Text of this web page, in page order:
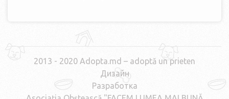
2013 - 2020 Adopta.md – adoptă un prieten
Дизайн
Разработка